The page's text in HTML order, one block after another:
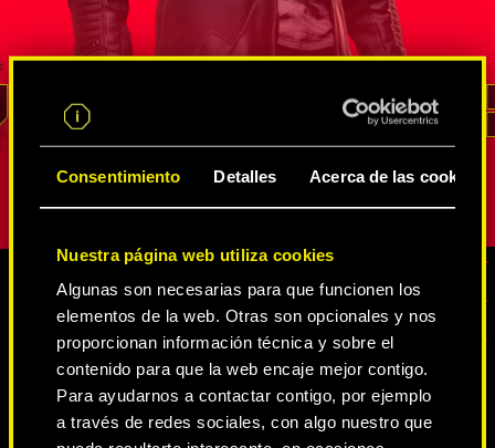
Consentimiento Detalles Acerca de las cookies
Nuestra página web utiliza cookies
Algunas son necesarias para que funcionen los
elementos de la web. Otras son opcionales y nos
proporcionan información técnica y sobre el
contenido para que la web encaje mejor contigo.
Para ayudarnos a contactar contigo, por ejemplo
a través de redes sociales, con algo nuestro que
de
recurso
inteligencia encubiertas. Él sabe mejor
que nadie cómo sacar provecho de
espías y netrunners
, cómo extraer
información y cómo acceder a los lugares
sentido del deber son inquebrantables.
Estados
no ha
CONTENIDO MULTIMEDIA
CYBERPUNK 2077